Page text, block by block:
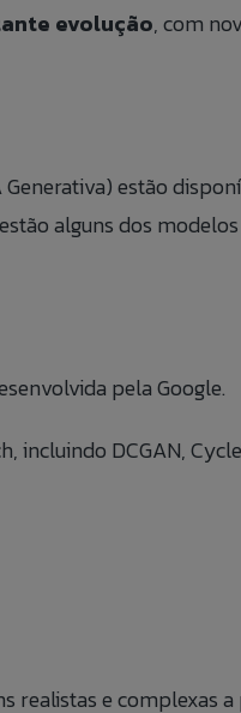
evolução, com
estão
alguns dos
pela Google.
DCGAN,
realistas e complexas